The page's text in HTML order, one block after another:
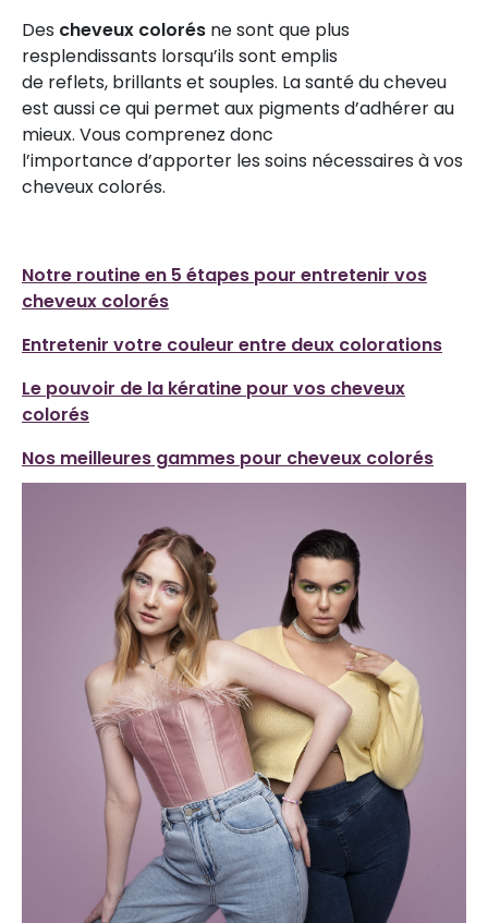
Des cheveux colorés ne sont que plus
resplendissants lorsqu’ils sont emplis
de reflets, brillants et souples. La santé du cheveu
est aussi ce qui permet aux pigments d’adhérer au
mieux. Vous comprenez donc
l’importance d’apporter les soins nécessaires à vos
cheveux colorés.
Notre routine en 5 étapes pour entretenir vos
cheveux colorés
Entretenir votre couleur entre deux colorations
Le pouvoir de la kératine pour vos cheveux
colorés
Nos meilleures gammes pour cheveux colorés